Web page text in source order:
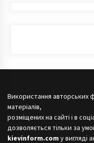
Використання авторських
матеріалів,
розміщених на сайті і в
дозволяється тільки за
kievinform.com у вигляді